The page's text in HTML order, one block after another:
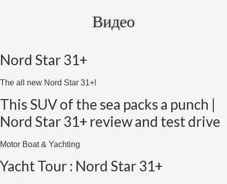
Видео
Nord Star 31+
The all new Nord Star 31+!
This SUV of the sea packs a punch |
Nord Star 31+ review and test drive
Motor Boat & Yachting
Yacht Tour : Nord Star 31+